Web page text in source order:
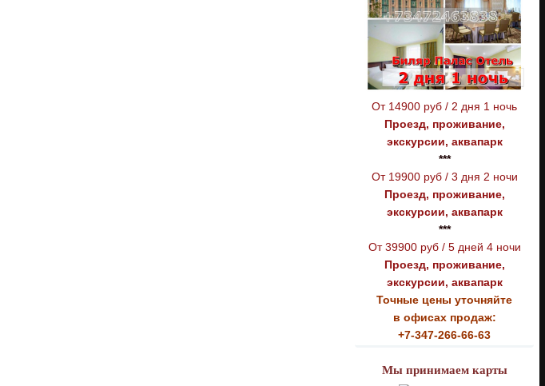
От 14900 руб / 2 дня 1 ночь
Проезд, проживание,
экскурсии, аквапарк
***
От 19900 руб / 3 дня 2 ночи
Проезд, проживание,
экскурсии, аквапарк
***
От 39900 руб / 5 дней 4 ночи
Проезд, проживание,
экскурсии, аквапарк
Точные цены уточняйте
в офисах продаж:
+7-347-266-66-63
Мы принимаем карты